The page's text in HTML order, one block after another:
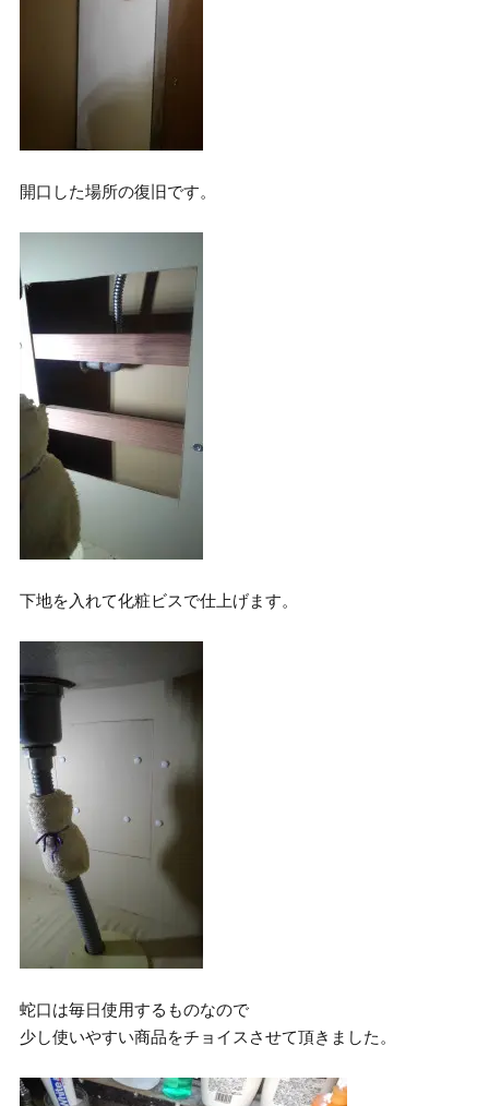
開口した場所の復旧です。
下地を入れて化粧ビスで仕上げます。
蛇口は毎日使用するものなので
少し使いやすい商品をチョイスさせて頂きました。